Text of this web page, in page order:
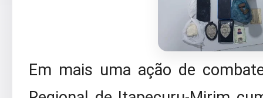
Em mais uma ação de